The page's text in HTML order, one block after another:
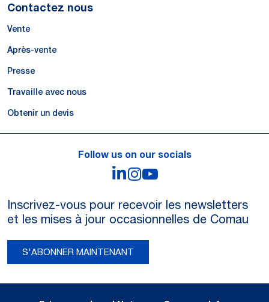
Contactez nous
Vente
Après-vente
Presse
Travaille avec nous
Obtenir un devis
Follow us on our socials
LinkedIn
Instagram
Inscrivez-vous pour recevoir les newsletters
et les mises à jour occasionnelles de Comau
S'ABONNER MAINTENANT